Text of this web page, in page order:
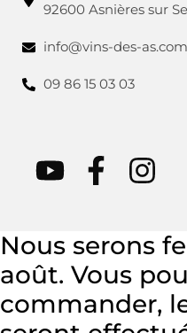
92600 Asnières sur
info@vins-des-as.com
09 86 15 03 03
Nous serons
août. Vous
commander,